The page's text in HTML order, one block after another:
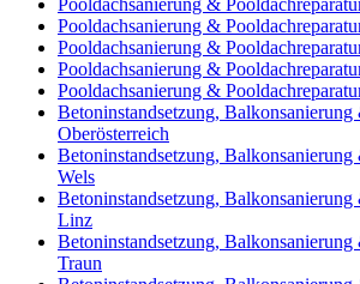
Pooldachsanierung &
Pooldachsanierung &
Pooldachsanierung &
Pooldachsanierung &
Pooldachsanierung &
Betoninstandsetzung, Balkonsanierung
Oberösterreich
Betoninstandsetzung, Balkonsanierung
Wels
Betoninstandsetzung, Balkonsanierung
Linz
Betoninstandsetzung, Balkonsanierung
Traun